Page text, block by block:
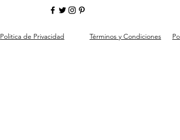
Politica de Privacidad Términos y Condiciones